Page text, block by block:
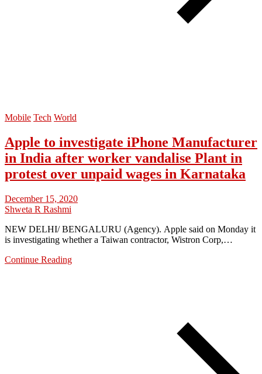
Mobile Tech World
Apple to investigate iPhone Manufacturer
in India after worker vandalise Plant in
protest over unpaid wages in Karnataka
December 15, 2020
Shweta R Rashmi
NEW DELHI/ BENGALURU (Agency). Apple said on Monday it
is investigating whether a Taiwan contractor, Wistron Corp,…
Continue Reading